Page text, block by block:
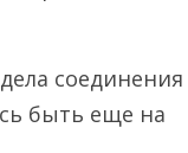
соединения
быть еще на